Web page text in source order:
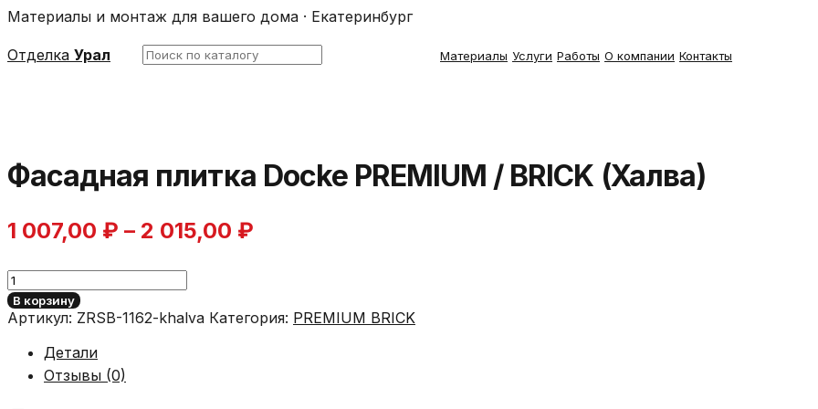
Материалы и монтаж для вашего дома · Екатеринбург
Отделка Урал
Поиск
Материалы Услуги Работы О компании Контакты
Фасадная плитка Docke PREMIUM / BRICK (Халва)
1 007,00 ₽ – 2 015,00 ₽
007,00 ₽
Количество
товара
Фасадная
Docke
PREMIUM
В корзину
Артикул: ZRSB-1162-khalva Категория: PREMIUM BRICK
Детали
Отзывы (0)